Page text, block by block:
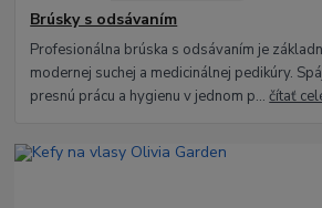
Brúsky s odsávaním
Profesionálna brúska s odsávaním je
modernej suchej a medicinálnej pedikúry.
presnú prácu a hygienu v jednom p...čítať